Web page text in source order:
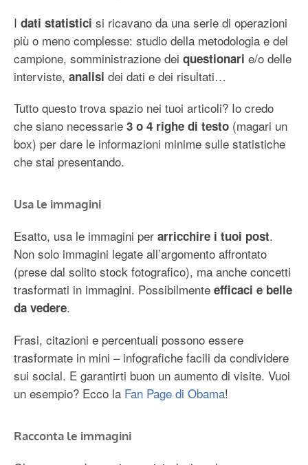
I dati statistici si ricavano da una serie di operazioni
più o meno complesse: studio della metodologia e del
campione, somministrazione dei questionari e/o delle
interviste, analisi dei dati e dei risultati…
Tutto questo trova spazio nei tuoi articoli? Io credo
che siano necessarie 3 o 4 righe di testo (magari un
box) per dare le informazioni minime sulle statistiche
che stai presentando.
Usa le immagini
Esatto, usa le immagini per arricchire i tuoi post.
Non solo immagini legate all’argomento affrontato
(prese dal solito stock fotografico), ma anche concetti
trasformati in immagini. Possibilmente efficaci e belle
da vedere.
Frasi, citazioni e percentuali possono essere
trasformate in mini – infografiche facili da condividere
sui social. E garantirti buon un aumento di visite. Vuoi
un esempio? Ecco la Fan Page di Obama!
Racconta le immagini